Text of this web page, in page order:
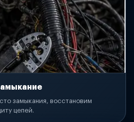
замыкания, восстановим
цепей.